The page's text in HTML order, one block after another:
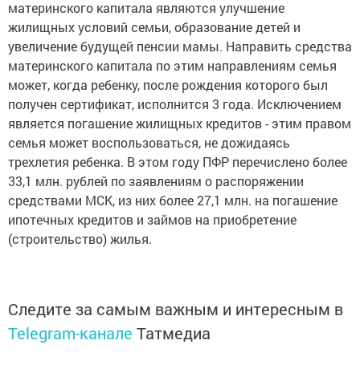
материнского капитала являются улучшение
жилищных условий семьи, образование детей и
увеличение будущей пенсии мамы. Направить средства
материнского капитала по этим направлениям семья
может, когда ребенку, после рождения которого был
получен сертификат, исполнится 3 года. Исключением
является погашение жилищных кредитов - этим правом
семья может воспользоваться, не дожидаясь
трехлетия ребенка. В этом году ПФР перечислено более
33,1 млн. рублей по заявлениям о распоряжении
средствами МСК, из них более 27,1 млн. на погашение
ипотечных кредитов и займов на приобретение
(строительство) жилья.
Следите за самым важным и интересным в
Telegram-канале Татмедиа